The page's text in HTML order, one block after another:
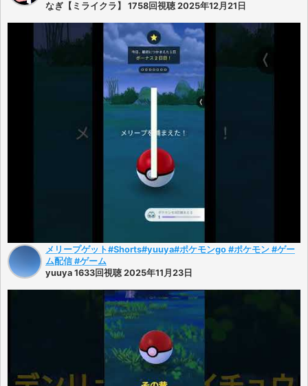
なぎ【ミライクラ】 1758回視聴 2025年12月21日
メリープゲット#Shorts#yuuya#ポケモンgo #ポケモン #ゲー
ム配信 #ゲーム
yuuya 1633回視聴 2025年11月23日